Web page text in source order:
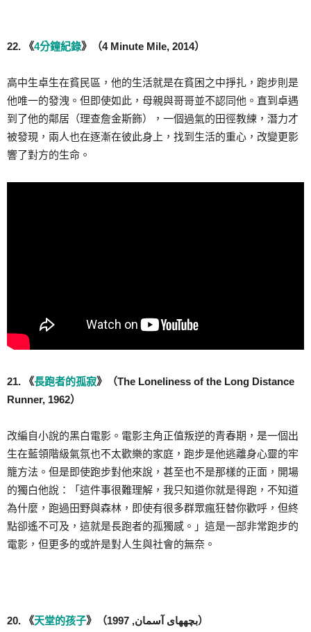
22. 《4分鐘紀錄》（4 Minute Mile, 2014）
高中生卓生在貧民區，他的生活就是在貧困之中掙扎，跑步則是
他唯一的發洩。但即使如此，母親與哥哥並不認同他。直到卓遇
到了他的鄰居（理查詹金斯飾），一個過氣的田徑教練，潛力才
被發現，兩人也在逐漸在彼此身上，找到生活的重心，改變更影
響了對方的生命。
21. 《長跑者的孤寂》（The Loneliness of the Long Distance
Runner, 1962）
改編自小說的黑白電影。電影主角正值叛逆的青春期，是一個出
生在藍領階級氣氛也不太歡樂的家庭，跑步是他逃離身心靈的牢
籠方法。但是即使跑步對他來說，甚至也不是那樣的正面，開場
的獨白他說：「這件事很難理解，我只知道你就是得跑，不知道
為什麼，跑過田野與森林，即使有很多群眾瘋狂替你歡呼，但終
點卻遙不可及，這就是長跑者的孤獨感。」這是一部非常跑步的
電影，但更多的或許是對人生與社會的無奈。
20. 《天堂的孩子 》（بچههای آسمان, 1997）